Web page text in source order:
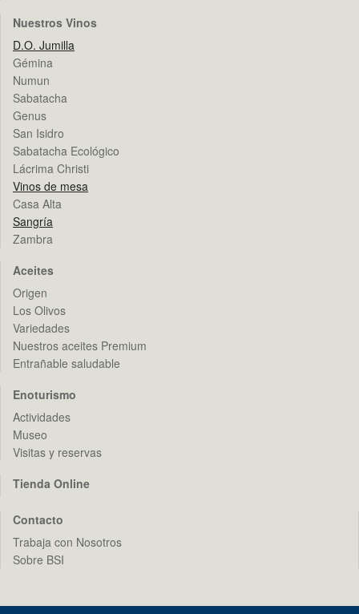
Nuestros Vinos
D.O. Jumilla
Gémina
Numun
Sabatacha
Genus
San Isidro
Sabatacha Ecológico
Lácrima Christi
Vinos de mesa
Casa Alta
Sangría
Zambra
Aceites
Origen
Los Olivos
Variedades
Nuestros aceites Premium
Entrañable saludable
Enoturismo
Actividades
Museo
Visitas y reservas
Tienda Online
Contacto
Trabaja con Nosotros
Sobre BSI